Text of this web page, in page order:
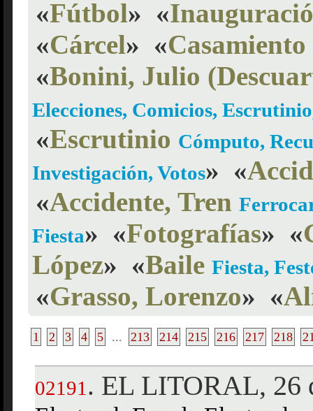
«Fútbol» «
«Cárcel» «Casamiento
«Bonini, Julio
Elecciones, Comicios,
«Escrutinio Cómputo,
Investigación, Votos» «
«Accidente, Tren
Fiesta» «Fotografías» «
López» «Baile Fiesta,
«Grasso, Lorenzo» «
1 2 3 4 5 ... 213 214 215 216 217 218
02191 . EL LITORAL, 26